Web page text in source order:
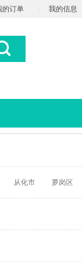
的订单 我的信息
从化市 萝岗区